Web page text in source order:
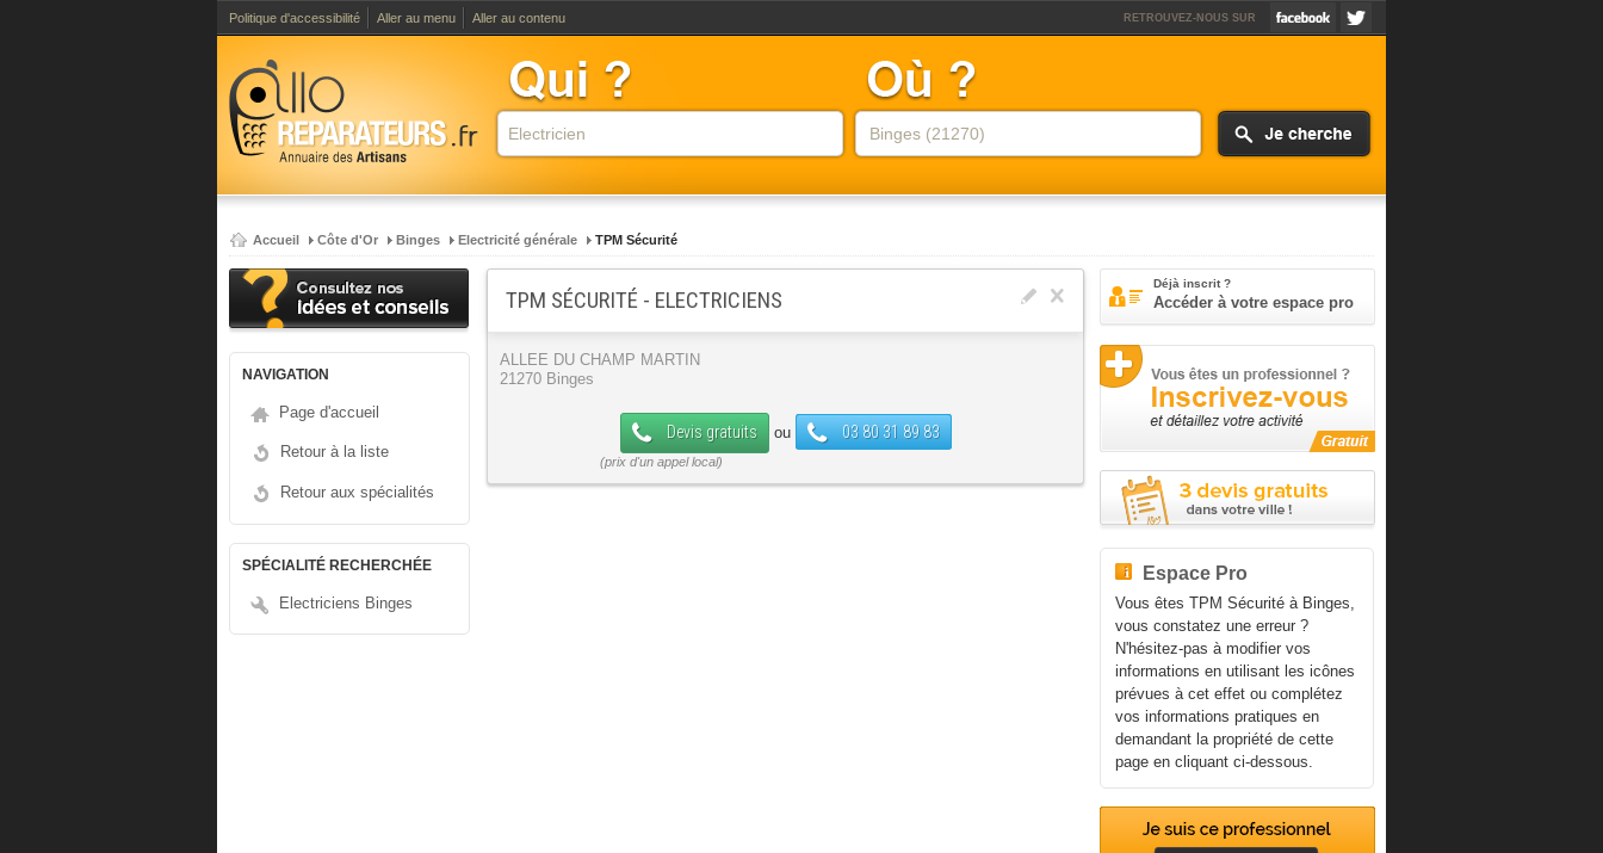
Politique d'accessibilité Aller au menu Aller au contenu RETROUVEZ-NOUS SUR
Accueil Côte d'Or Binges Electricité générale TPM Sécurité
NAVIGATION
Page d'accueil
Retour à la liste
Retour aux spécialités
SPÉCIALITÉ RECHERCHÉE
Electriciens Binges
TPM SÉCURITÉ - ELECTRICIENS
ALLEE DU CHAMP MARTIN
21270 Binges
Devis gratuits ou 03 80 31 89 83
Déjà inscrit ?
Accéder à votre espace pro
Espace Pro
Vous êtes TPM Sécurité à Binges,
vous constatez une erreur ?
N'hésitez-pas à modifier vos
informations en utilisant les icônes
prévues à cet effet ou complétez
vos informations pratiques en
demandant la propriété de cette
page en cliquant ci-dessous.